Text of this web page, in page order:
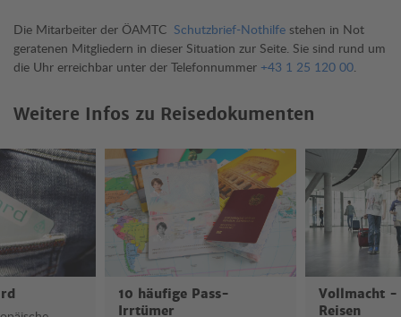
Die Mitarbeiter der ÖAMTC Schutzbrief-Nothilfe stehen in Not
geratenen Mitgliedern in dieser Situation zur Seite. Sie sind rund um
die Uhr erreichbar unter der Telefonnummer +43 1 25 120 00.
Weitere Infos zu Reisedokumenten
EKVK & e-card
10 häufige Pass-
Irrtümer
Vollmacht -
Reisen